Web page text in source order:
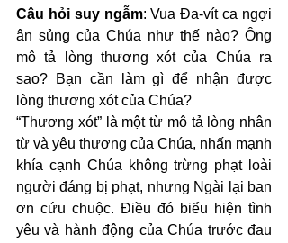
Câu hỏi suy ngẫm: Vua Đa-vít ca ngợi
ân sủng của Chúa như thế nào? Ông
mô tả lòng thương xót của Chúa ra
sao? Bạn cần làm gì để nhận được
lòng thương xót của Chúa?
“Thương xót” là một từ mô tả lòng nhân
từ và yêu thương của Chúa, nhấn mạnh
khía cạnh Chúa không trừng phạt loài
người đáng bị phạt, nhưng Ngài lại ban
ơn cứu chuộc. Điều đó biểu hiện tình
yêu và hành động của Chúa trước đau